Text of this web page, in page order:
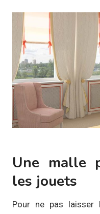
Une malle
les jouets
Pour ne pas laisser